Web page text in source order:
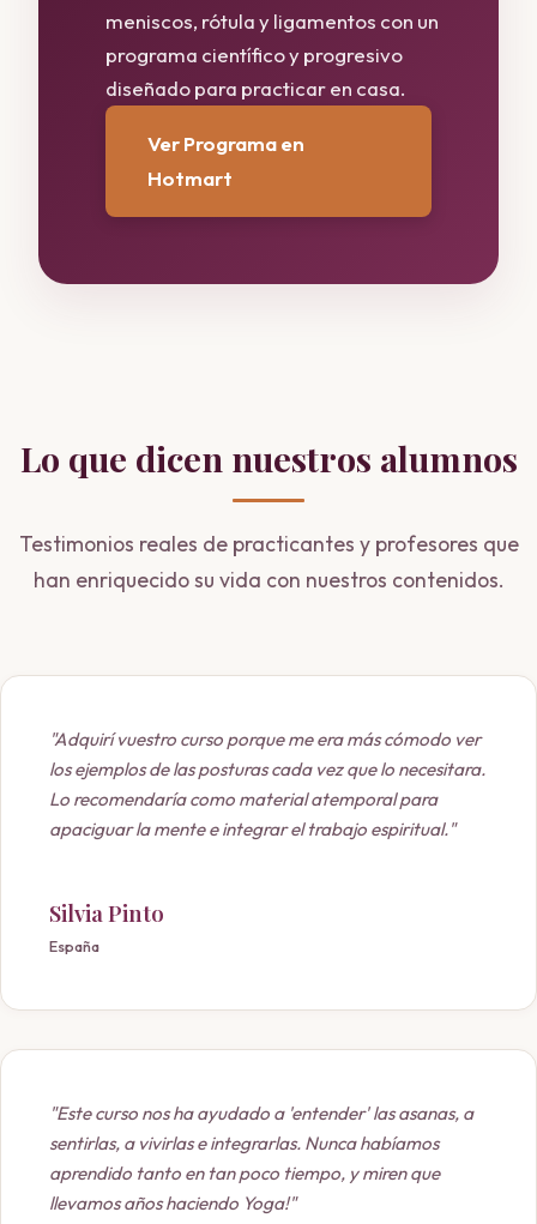
meniscos, rótula y ligamentos con un
programa científico y progresivo
diseñado para practicar en casa.
Ver Programa en
Hotmart
Lo que dicen nuestros alumnos
Testimonios reales de practicantes y profesores que
han enriquecido su vida con nuestros contenidos.
"Adquirí vuestro curso porque me era más cómodo ver
los ejemplos de las posturas cada vez que lo necesitara.
Lo recomendaría como material atemporal para
apaciguar la mente e integrar el trabajo espiritual."
Silvia Pinto
España
"Este curso nos ha ayudado a 'entender' las asanas, a
sentirlas, a vivirlas e integrarlas. Nunca habíamos
aprendido tanto en tan poco tiempo, y miren que
llevamos años haciendo Yoga!"